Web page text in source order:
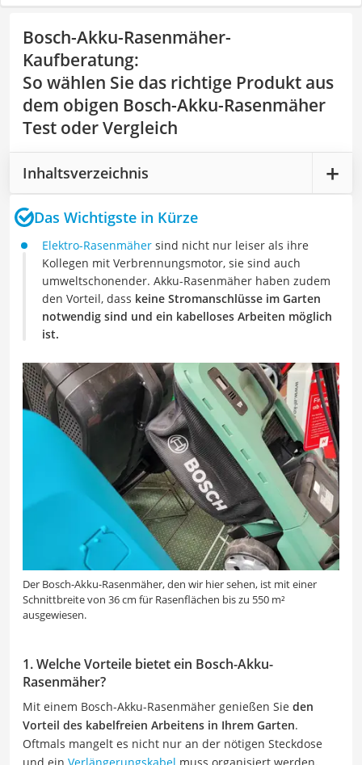
Bosch-Akku-Rasenmäher-
Kaufberatung:
So wählen Sie das richtige Produkt aus
dem obigen Bosch-Akku-Rasenmäher
Test oder Vergleich
Inhaltsverzeichnis
Das Wichtigste in Kürze
Elektro-Rasenmäher sind nicht nur leiser als ihre
Kollegen mit Verbrennungsmotor, sie sind auch
umweltschonender. Akku-Rasenmäher haben zudem
den Vorteil, dass keine Stromanschlüsse im Garten
notwendig sind und ein kabelloses Arbeiten möglich
ist.
Der Bosch-Akku-Rasenmäher, den wir hier sehen, ist mit einer
Schnittbreite von 36 cm für Rasenflächen bis zu 550 m²
ausgewiesen.
1. Welche Vorteile bietet ein Bosch-Akku-
Rasenmäher?
Mit einem Bosch-Akku-Rasenmäher genießen Sie den
Vorteil des kabelfreien Arbeitens in Ihrem Garten.
Oftmals mangelt es nicht nur an der nötigen Steckdose